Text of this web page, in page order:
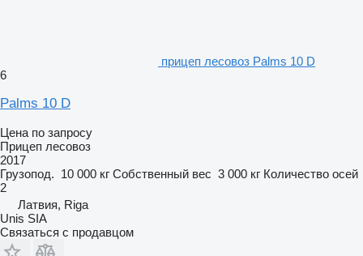
прицеп лесовоз Palms 10 D
6
Palms 10 D
Цена по запросу
Прицеп лесовоз
2017
Грузопод. 10 000 кг Собственный вес 3 000 кг Количество осей
2
Латвия, Riga
Unis SIA
Связаться с продавцом